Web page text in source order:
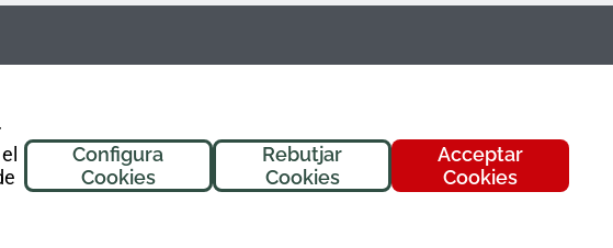
Acceptar
Cookies
Rebutjar
Cookies
Configura
Cookies